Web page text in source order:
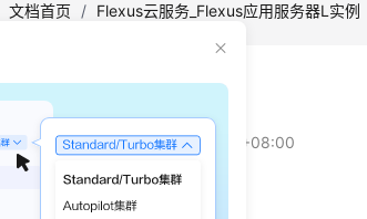
文档首页 / Flexus云服务_Flexus应用服务器L实例
网络
更新时间：2026-06-29 GMT+08:00
Flexus L实例有公网IP吗？